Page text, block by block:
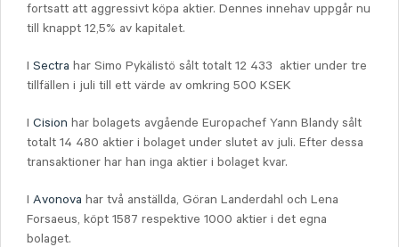
fortsatt att aggressivt köpa aktier. Dennes innehav uppgår nu
till knappt 12,5% av kapitalet.
I Sectra har Simo Pykälistö sålt totalt 12 433 aktier under tre
tillfällen i juli till ett värde av omkring 500 KSEK
I Cision har bolagets avgående Europachef Yann Blandy sålt
totalt 14 480 aktier i bolaget under slutet av juli. Efter dessa
transaktioner har han inga aktier i bolaget kvar.
I Avonova har två anställda, Göran Landerdahl och Lena
Forsaeus, köpt 1587 respektive 1000 aktier i det egna
bolaget.